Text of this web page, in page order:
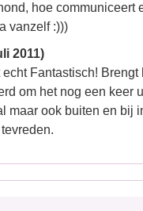
hoe communiceert
vanzelf :)))
2011)
echt Fantastisch!
om het nog een keer
maar ook buiten en bij
tevreden.